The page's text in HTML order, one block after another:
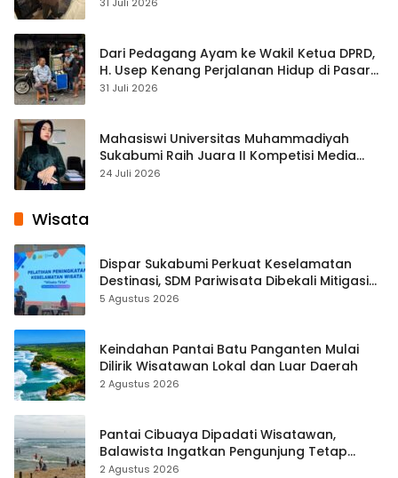
Dari Pedagang Ayam ke Wakil Ketua DPRD,
H. Usep Kenang Perjalanan Hidup di Pasar
Cisaat
31 Juli 2026
Mahasiswi Universitas Muhammadiyah
Sukabumi Raih Juara II Kompetisi Media
Pembelajaran Digital Tingkat Internasional
24 Juli 2026
Wisata
Dispar Sukabumi Perkuat Keselamatan
Destinasi, SDM Pariwisata Dibekali Mitigasi
hingga Teknik Evakuasi
5 Agustus 2026
Keindahan Pantai Batu Panganten Mulai
Dilirik Wisatawan Lokal dan Luar Daerah
2 Agustus 2026
Pantai Cibuaya Dipadati Wisatawan,
Balawista Ingatkan Pengunjung Tetap
Waspada
2 Agustus 2026